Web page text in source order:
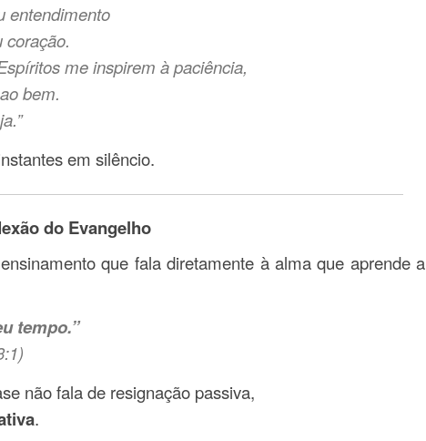
entendimento
coração.
me inspirem à paciência,
bem.
em silêncio.
do Evangelho
que fala diretamente à alma que aprende a
tempo.”
não fala de resignação passiva,
.